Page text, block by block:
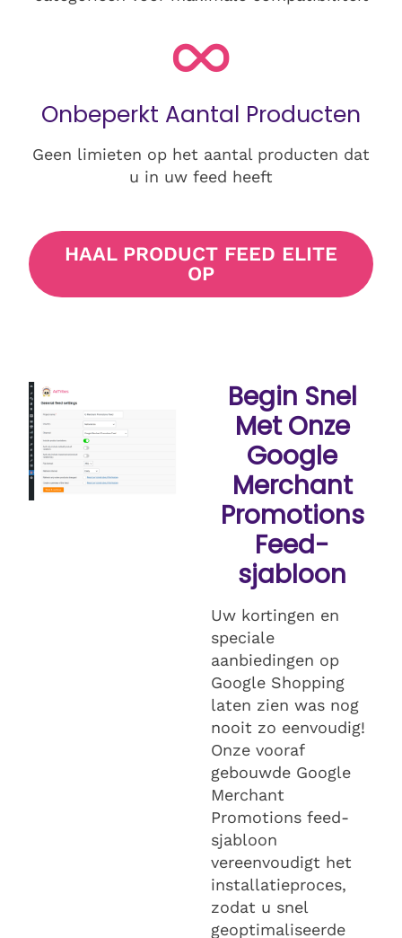
Onbeperkt Aantal Producten
Geen limieten op het aantal producten dat
u in uw feed heeft
HAAL PRODUCT FEED ELITE
OP
Begin Snel
Met Onze
Google
Merchant
Promotions
Feed-
sjabloon
Uw kortingen en
speciale
aanbiedingen op
Google Shopping
laten zien was nog
nooit zo eenvoudig!
Onze vooraf
gebouwde Google
Merchant
Promotions feed-
sjabloon
vereenvoudigt het
installatieproces,
zodat u snel
geoptimaliseerde